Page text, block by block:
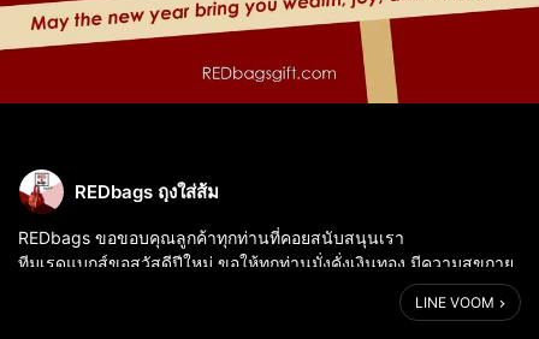
REDbags ถุงใส่ส้ม
REDbags ขอขอบคุณลูกค้าทุกท่านที่คอยสนับสนุนเรา
ทีมเรดแบกส์ขอสวัสดีปีใหม่ ขอให้ทุกท่านมั่งคั่งเงินทอง มีความสุขกาย
LINE VOOM